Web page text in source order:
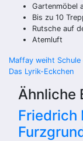
Gartenmöbel
Bis zu 10
Rutsche auf
Atemluft
Maffay weiht Schule
Das Lyrik-Eckchen
Ähnliche
Friedrich